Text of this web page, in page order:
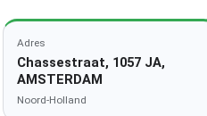
Adres
Chassestraat, 1057 JA,
AMSTERDAM
Noord-Holland